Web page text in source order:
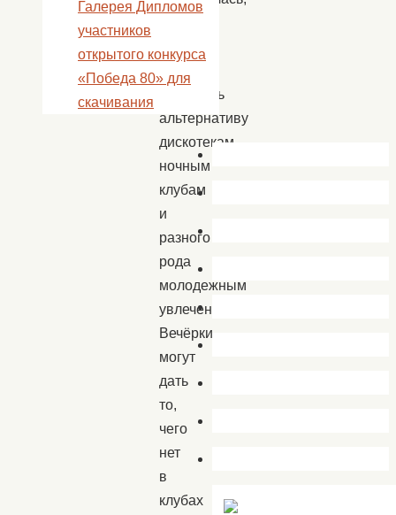
составить
альтернативу
дискотекам,
ночным
клубам
и
разного
рода
молодежным
увлечениям.
Вечёрки
могут
дать
то,
чего
нет
в
клубах
Галерея Дипломов
участников
открытого конкурса
«Победа 80» для
скачивания